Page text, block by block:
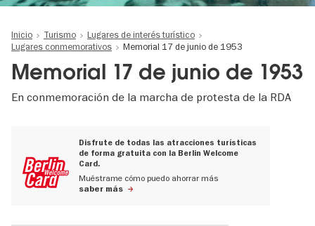
Inicio Turismo
Lugares de interés turístico
Lugares conmemorativos
Memorial 17 de junio de 1953
Memorial 17 de junio de 1953
En conmemoración de la marcha de protesta de la RDA
Disfrute de todas las atracciones turísticas
de forma gratuita con la Berlin Welcome
Card.
Muéstrame cómo puedo ahorrar más
saber más